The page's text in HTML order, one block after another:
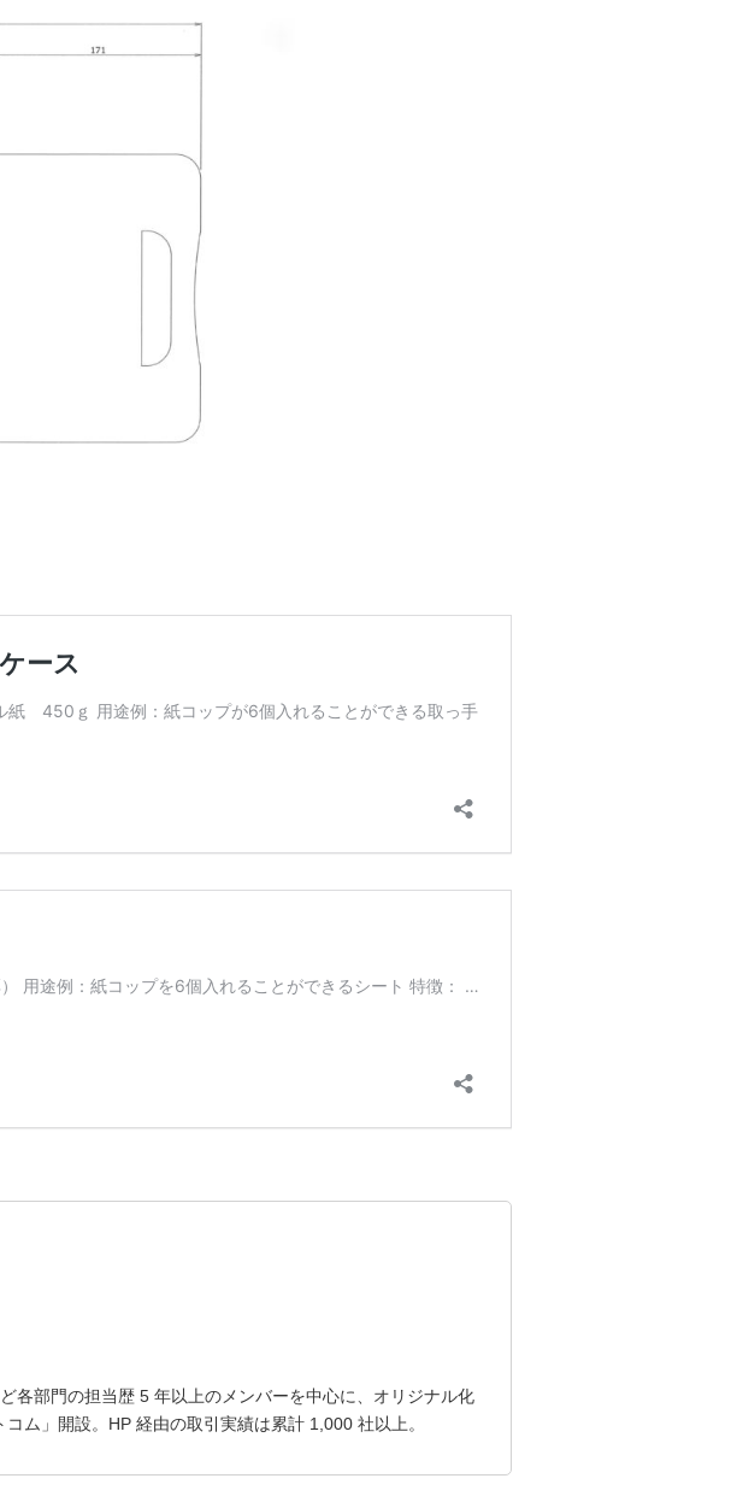
各部門の担当歴 5 年以上のメンバーを中心に、オリジナル化
ム」開設。HP 経由の取引実績は累計 1,000 社以上。